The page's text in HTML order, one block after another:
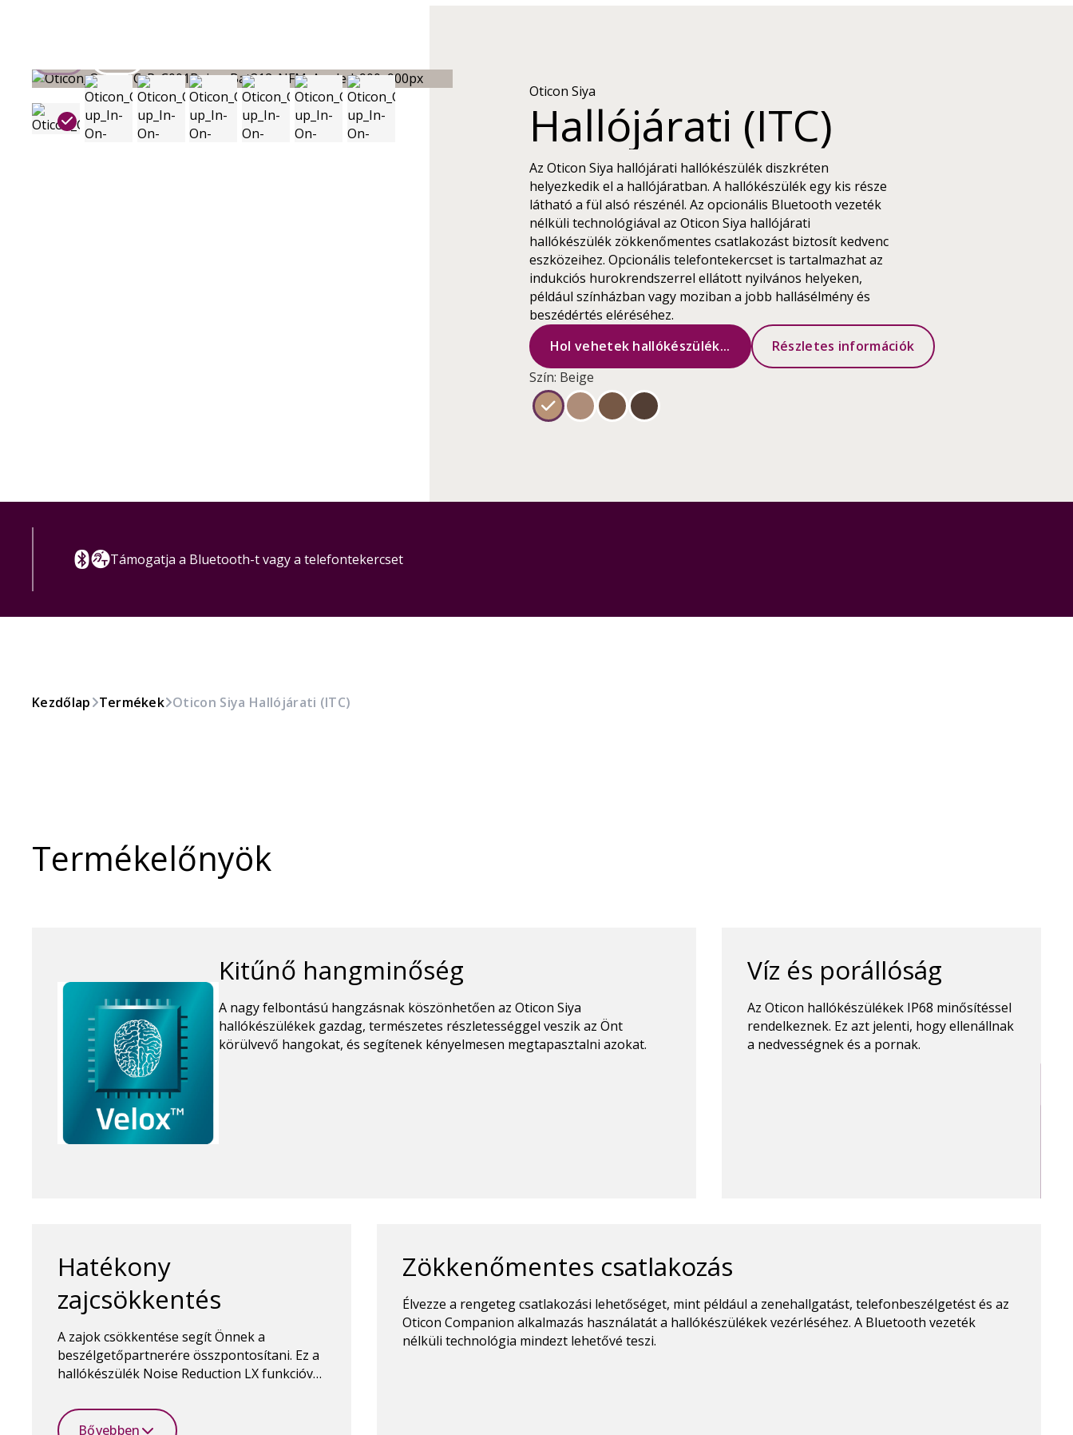
Oticon Siya
Hallójárati (ITC)
Az Oticon Siya hallójárati hallókészülék diszkréten
helyezkedik el a hallójáratban. A hallókészülék egy kis része
látható a fül alsó részénél. Az opcionális Bluetooth vezeték
nélküli technológiával az Oticon Siya hallójárati
hallókészülék zökkenőmentes csatlakozást biztosít kedvenc
eszközeihez. Opcionális telefontekercset is tartalmazhat az
indukciós hurokrendszerrel ellátott nyilvános helyeken,
például színházban vagy moziban a jobb hallásélmény és
beszédértés eléréséhez.
Hol vehetek hallókészülék...
Részletes információk
Szín: Beige
Támogatja a Bluetooth-t vagy a telefontekercset
Kezdőlap Termékek Oticon Siya Hallójárati (ITC)
Termékelőnyök
Kitűnő hangminőség
A nagy felbontású hangzásnak köszönhetően az Oticon Siya
hallókészülékek gazdag, természetes részletességgel veszik az Önt
körülvevő hangokat, és segítenek kényelmesen megtapasztalni azokat.
Víz és porállóság
Az Oticon hallókészülékek IP68 minősítéssel
rendelkeznek. Ez azt jelenti, hogy ellenállnak
a nedvességnek és a pornak.
Hatékony
zajcsökkentés
A zajok csökkentése segít Önnek a
beszélgetőpartnerére összpontosítani. Ez a
hallókészülék Noise Reduction LX funkcióval
csökkenti a zavaró zajokat.
Bővebben
Zökkenőmentes csatlakozás
Élvezze a rengeteg csatlakozási lehetőséget, mint például a zenehallgatást, telefonbeszélgetést és az
Oticon Companion alkalmazás használatát a hallókészülékek vezérléséhez. A Bluetooth vezeték
nélküli technológia mindezt lehetővé teszi.